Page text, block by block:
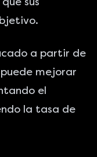
a partir de
mejorar
el
la tasa de